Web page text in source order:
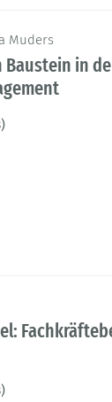
Muders
Baustein in